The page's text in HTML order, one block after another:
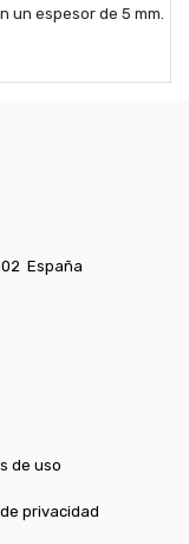
un espesor de 5 mm.
España
de uso
privacidad